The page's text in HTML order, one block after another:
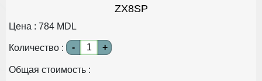
ZX8SP
Цена : 784 MDL
Количество : - +
Общая стоимость :